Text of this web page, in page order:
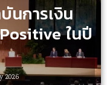
นการเงิน
ในปี
2026